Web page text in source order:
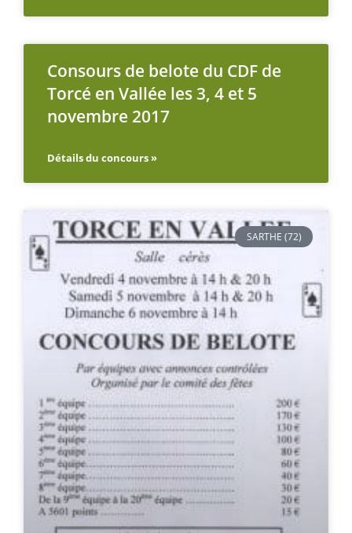
Consours de belote du CDF de
Torcé en Vallée les 3, 4 et 5
novembre 2017
Détails du concours »
SARTHE (72)